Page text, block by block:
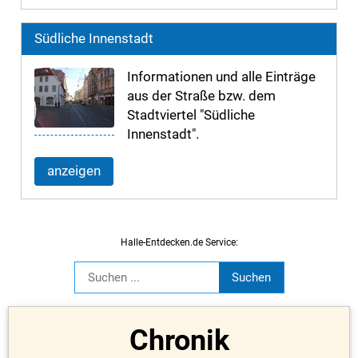
Südliche Innenstadt
Informationen und alle Einträge
aus der Straße bzw. dem
Stadtviertel "Südliche
Innenstadt".
anzeigen
Halle-Entdecken.de Service:
Chronik